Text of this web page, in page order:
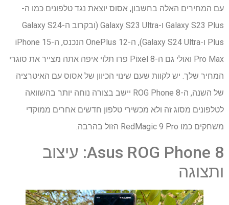
עם המחירים האלה בחשבון, אסוס יוצאת נגד טלפונים כמו ה-
Galaxy S23 Plus ו-Galaxy S23 Ultra (ובקרוב ה-Galaxy S24
Plus ו-Galaxy S24 Ultra), ה-OnePlus 12 הנכנס, ה-iPhone 15
Pro Max ואולי גם ה-Pixel 8 פרו תלוי איפה אתה מצייר את סוגרי
המחיר שלך. יש לקוות שעם שינוי הכיוון של אסוס עם האיטרציה
של השנה, ה-ROG Phone 8 יישב בצורה נוחה יותר בהשוואה
לטלפונים מסוג זה ולא מכשירי טלפון חדשים אחרים ממוקדי
משחקים כמו RedMagic 9 Pro הזול בהרבה.
Asus ROG Phone 8: עיצוב
ותצוגה